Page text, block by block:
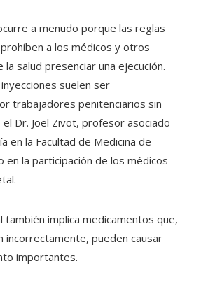
a menudo porque las reglas
a los médicos y otros
salud presenciar una ejecución.
suelen ser
trabajadores penitenciarios sin
Dr. Joel Zivot, profesor asociado
en la Facultad de Medicina de
en la participación de los médicos
también implica medicamentos que,
incorrectamente, pueden causar
importantes.